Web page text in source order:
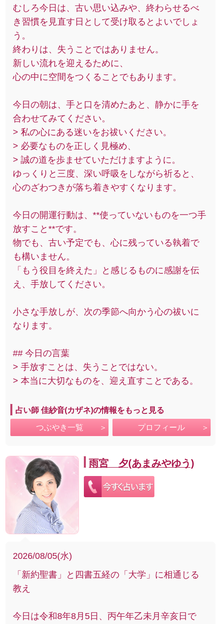
むしろ今日は、古い思い込みや、終わらせるべ
き習慣を見直す日として受け取るとよいでしょ
う。
終わりは、失うことではありません。
新しい流れを迎えるために、
心の中に空間をつくることでもあります。
今日の朝は、手と口を清めたあと、静かに手を
合わせてみてください。
> 私の心にある迷いをお祓いください。
> 必要なものを正しく見極め、
> 誠の道を歩ませていただけますように。
ゆっくりと三度、深い呼吸をしながら祈ると、
心のざわつきが落ち着きやすくなります。
今日の開運行動は、**使っていないものを一つ手
放すこと**です。
物でも、古い予定でも、心に残っている執着で
も構いません。
「もう役目を終えた」と感じるものに感謝を伝
え、手放してください。
小さな手放しが、次の季節へ向かう心の祓いに
なります。
## 今日の言葉
> 手放すことは、失うことではない。
> 本当に大切なものを、迎え直すことである。
占い師 佳紗音(カザネ)の情報をもっと見る
つぶやき一覧 プロフィール
雨宮 夕(あまみやゆう)
2026/08/05(水)
「新約聖書」と四書五経の「大学」に相通じる
教え
今日は令和8年8月5日、丙午年乙未月辛亥日で